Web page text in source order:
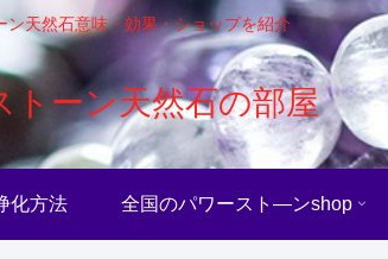
ン天然石意味・効果・ショップを紹介
トーン天然石の部屋
化方法 全国のパワースト―ンshop